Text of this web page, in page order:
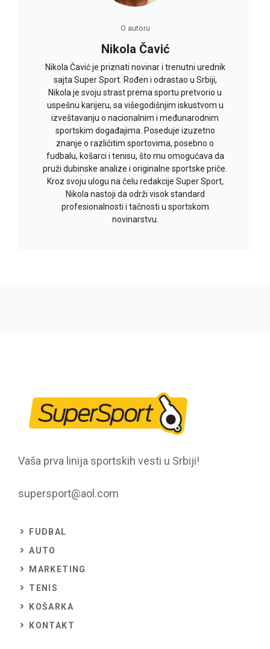
O autoru
Nikola Čavić
Nikola Čavić je priznati novinar i trenutni urednik
sajta Super Sport. Rođen i odrastao u Srbiji,
Nikola je svoju strast prema sportu pretvorio u
uspešnu karijeru, sa višegodišnjim iskustvom u
izveštavanju o nacionalnim i međunarodnim
sportskim događajima. Poseduje izuzetno
znanje o različitim sportovima, posebno o
fudbalu, košarci i tenisu, što mu omogućava da
pruži dubinske analize i originalne sportske priče.
Kroz svoju ulogu na čelu redakcije Super Sport,
Nikola nastoji da održi visok standard
profesionalnosti i tačnosti u sportskom
novinarstvu.
Vaša prva linija sportskih vesti u Srbiji!
supersport@aol.com
FUDBAL
AUTO
MARKETING
TENIS
KOŠARKA
KONTAKT